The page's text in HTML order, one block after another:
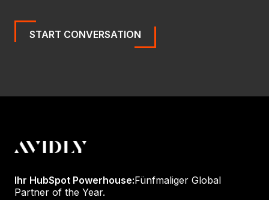
START CONVERSATION
Ihr HubSpot Powerhouse:Fünfmaliger Global
Partner of the Year.